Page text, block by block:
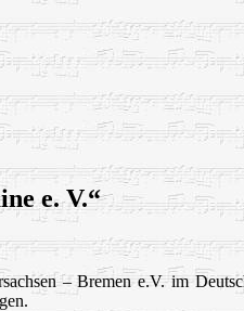
e. V.“
– Bremen e.V. im